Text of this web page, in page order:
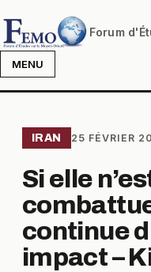
Forum
MENU
IRAN 25 FÉVRIER
Si elle
continue
impact –